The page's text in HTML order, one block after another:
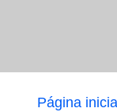
Página